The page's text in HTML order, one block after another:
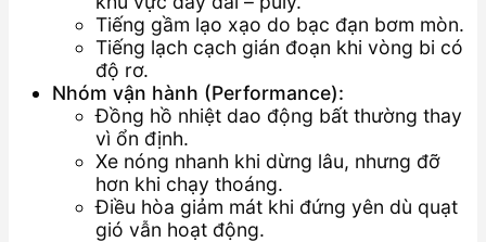
Tiếng gầm lạo xạo do bạc đạn bơm mòn.
Tiếng lạch cạch gián đoạn khi vòng bi có
độ rơ.
Nhóm vận hành (Performance):
Đồng hồ nhiệt dao động bất thường thay
vì ổn định.
Xe nóng nhanh khi dừng lâu, nhưng đỡ
hơn khi chạy thoáng.
Điều hòa giảm mát khi đứng yên dù quạt
gió vẫn hoạt động.